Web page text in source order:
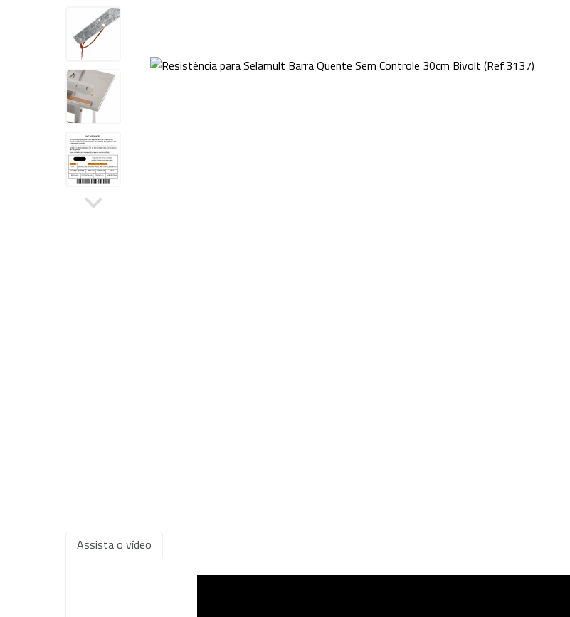
Tanque de Encolhimento
Peças de Reposição
Outros Equipamentos
Bancas
Assista o vídeo